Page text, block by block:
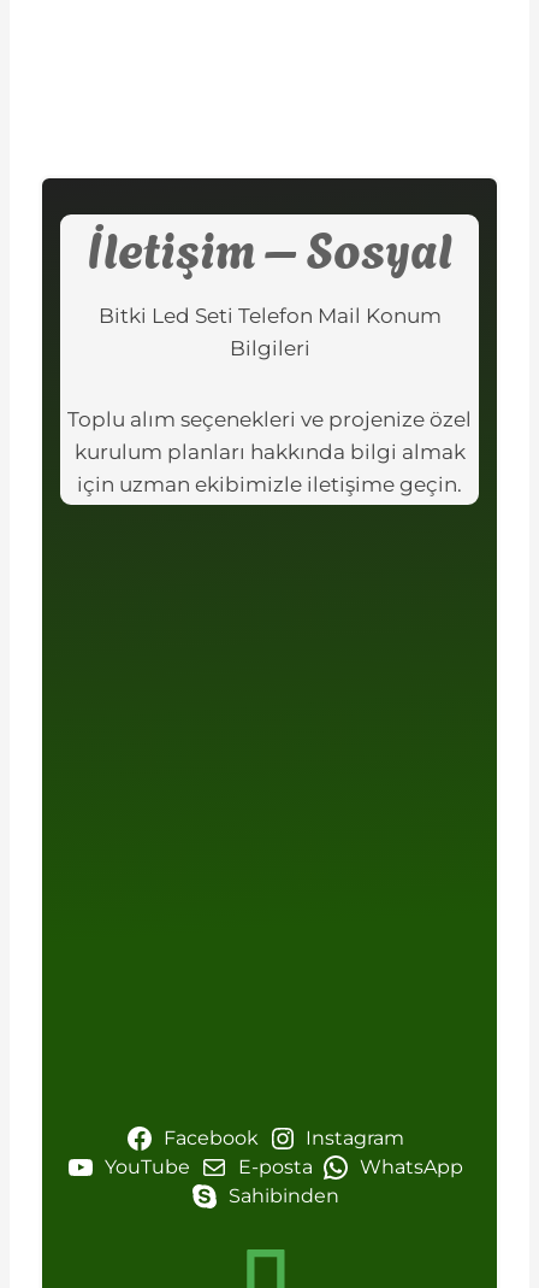
İletişim – Sosyal
Bitki Led Seti Telefon Mail Konum
Bilgileri
Toplu alım seçenekleri ve projenize özel
kurulum planları hakkında bilgi almak
için uzman ekibimizle iletişime geçin.
Facebook
Instagram
YouTube
E-posta
WhatsApp
Sahibinden